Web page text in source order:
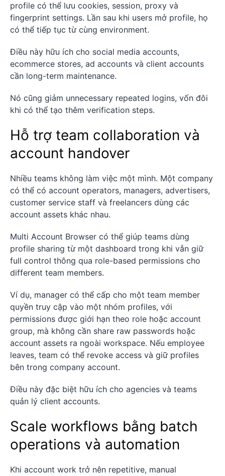
profile có thể lưu cookies, session, proxy và
fingerprint settings. Lần sau khi users mở profile, họ
có thể tiếp tục từ cùng environment.
Điều này hữu ích cho social media accounts,
ecommerce stores, ad accounts và client accounts
cần long-term maintenance.
Nó cũng giảm unnecessary repeated logins, vốn đôi
khi có thể tạo thêm verification steps.
Hỗ trợ team collaboration và
account handover
Nhiều teams không làm việc một mình. Một company
có thể có account operators, managers, advertisers,
customer service staff và freelancers dùng các
account assets khác nhau.
Multi Account Browser có thể giúp teams dùng
profile sharing từ một dashboard trong khi vẫn giữ
full control thông qua role-based permissions cho
different team members.
Ví dụ, manager có thể cấp cho một team member
quyền truy cập vào một nhóm profiles, với
permissions được giới hạn theo role hoặc account
group, mà không cần share raw passwords hoặc
account assets ra ngoài workspace. Nếu employee
leaves, team có thể revoke access và giữ profiles
bên trong company account.
Điều này đặc biệt hữu ích cho agencies và teams
quản lý client accounts.
Scale workflows bằng batch
operations và automation
Khi account work trở nên repetitive, manual